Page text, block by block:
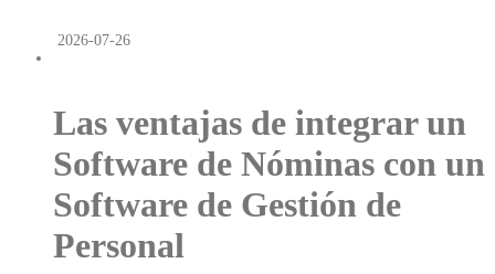
2026-07-26
Las ventajas de integrar un
Software de Nóminas con un
Software de Gestión de
Personal